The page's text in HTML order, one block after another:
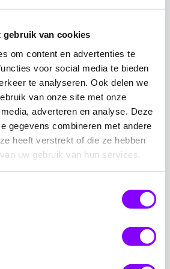
gebruik van cookies
om content en advertenties te
voor social media te bieden
te analyseren. Ook delen we
van onze site met onze
adverteren en analyse. Deze
gegevens combineren met andere
heeft verstrekt of die ze hebben
uw gebruik van hun services.
zich gewaardeerd, gehoord
zorgt voor naadloze
oplossingen kun je de
overwinnen en de
succes. Laten we eerlijk zijn,
een bron van frustratie en
onze op maat gemaakte,
die wereldwijd
behoren deze problemen definitief
betrouwbare en professionele